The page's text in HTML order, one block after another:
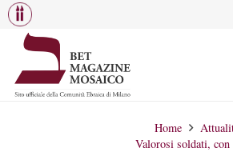
Home
Valorosi soldati,